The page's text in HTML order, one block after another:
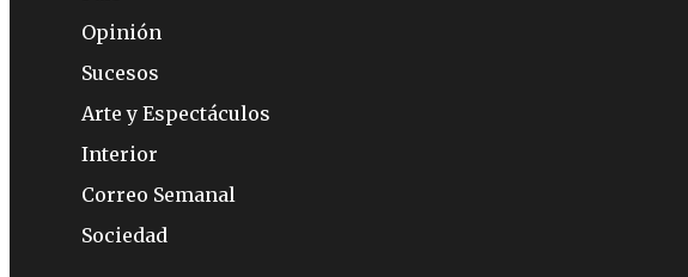
Opinión
Sucesos
Arte y Espectáculos
Interior
Correo Semanal
Sociedad